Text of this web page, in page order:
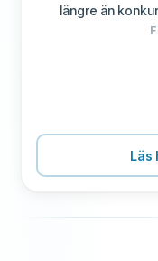
längre än
VILLKOR
Läs